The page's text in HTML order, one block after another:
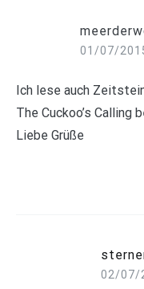
01/07/
Ich lese auch
The Cuckoo’s Calling
Liebe Grüße
02/07/